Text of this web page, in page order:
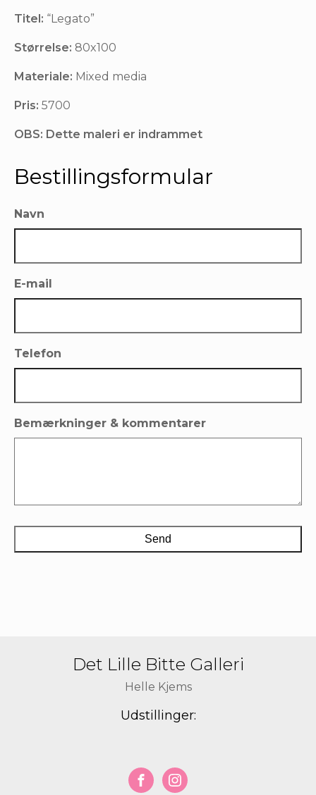
Titel: “Legato”
Størrelse: 80x100
Materiale: Mixed media
Pris: 5700
OBS: Dette maleri er indrammet
Bestillingsformular
Navn
E-mail
Telefon
Bemærkninger & kommentarer
Det Lille Bitte Galleri
Helle Kjems
Udstillinger: